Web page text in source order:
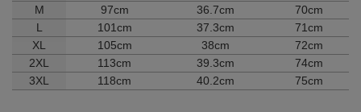
M
97cm 36.7cm
70cm
L
101cm 37.3cm
71cm
XL
105cm 38cm
72cm
2XL
113cm 39.3cm
74cm
3XL
118cm 40.2cm 75cm